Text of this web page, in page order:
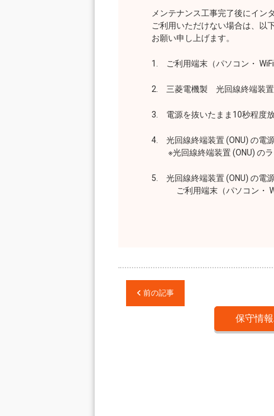
メンテナンス工事完了後にイン
ご利用いただけない場合は、以下
お願い申し上げます。
1. ご利用端末（パソコン・ WiFi
2. 三菱電機製 光回線終端装置
3. 電源を抜いたまま10秒程度
4. 光回線終端装置 (ONU) の電源
※光回線終端装置 (ONU) のラ
5. 光回線終端装置 (ONU) の電源
ご利用端末（パソコン・ WiFi
前の記事
保守情